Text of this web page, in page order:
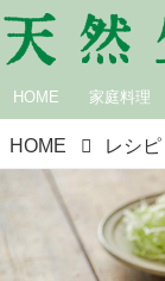
HOME 家庭料理
HOME レシピ